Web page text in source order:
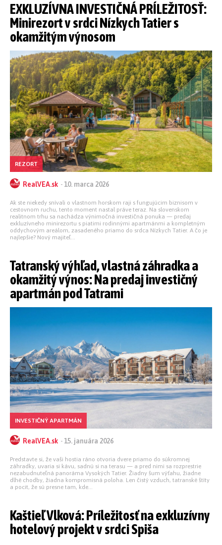
EXKLUZÍVNA INVESTIČNÁ PRÍLEŽITOSŤ:
Minirezort v srdci Nízkych Tatier s
okamžitým výnosom
REZORT
RealVEA.sk - 10. marca 2026
Ak ste niekedy snívali o vlastnom horskom raji s fungujúcim biznisom v
cestovnom ruchu, tento moment nastal práve teraz. Na slovenskom
realitnom trhu sa nachádza výnimočná investičná ponuka — predaj
exkluzívneho minirezortu s piatimi rodinnými apartmánmi a kompletným
oddychovým areálom, zasadeného priamo do srdca Nízkych Tatier. A čo je
najlepšie? Nový majiteľ...
Tatranský výhľad, vlastná záhradka a
okamžitý výnos: Na predaj investičný
apartmán pod Tatrami
INVESTIČNÝ APARTMÁN
RealVEA.sk - 15. januára 2026
Predstavte si, že vaši hostia ráno otvoria dvere priamo do súkromnej
záhradky, uvaria si kávu, sadnú si na terasu — a pred nimi sa rozprestrie
nezabudnuteľná panoráma Vysokých Tatier. Žiadny šum výťahu, žiadne
dlhé chodby, žiadna kompromisná poloha. Len čistý vzduch, tatranské štíty
a pocit, že sú presne tam, kde...
Kaštieľ Vlková: Príležitosť na exkluzívny
hotelový projekt v srdci Spiša